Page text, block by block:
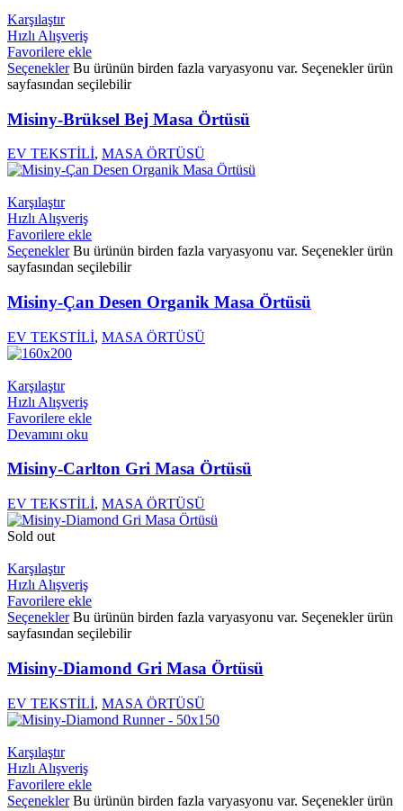
Karşılaştır
Hızlı Alışveriş
Favorilere ekle
Seçenekler Bu ürünün birden fazla varyasyonu var. Seçenekler ürün
sayfasından seçilebilir
Misiny-Brüksel Bej Masa Örtüsü
EV TEKSTİLİ, MASA ÖRTÜSÜ
Karşılaştır
Hızlı Alışveriş
Favorilere ekle
Seçenekler Bu ürünün birden fazla varyasyonu var. Seçenekler ürün
sayfasından seçilebilir
Misiny-Çan Desen Organik Masa Örtüsü
EV TEKSTİLİ, MASA ÖRTÜSÜ
Karşılaştır
Hızlı Alışveriş
Favorilere ekle
Devamını oku
Misiny-Carlton Gri Masa Örtüsü
EV TEKSTİLİ, MASA ÖRTÜSÜ
Sold out
Karşılaştır
Hızlı Alışveriş
Favorilere ekle
Seçenekler Bu ürünün birden fazla varyasyonu var. Seçenekler ürün
sayfasından seçilebilir
Misiny-Diamond Gri Masa Örtüsü
EV TEKSTİLİ, MASA ÖRTÜSÜ
Karşılaştır
Hızlı Alışveriş
Favorilere ekle
Seçenekler Bu ürünün birden fazla varyasyonu var. Seçenekler ürün